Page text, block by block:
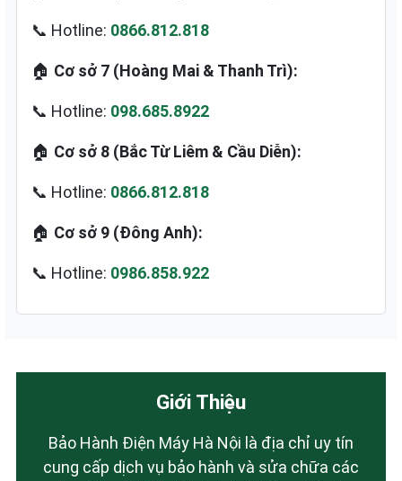
📞 Hotline: 0866.812.818
🏠 Cơ sở 7 (Hoàng Mai & Thanh Trì):
📞 Hotline: 098.685.8922
🏠 Cơ sở 8 (Bắc Từ Liêm & Cầu Diễn):
📞 Hotline: 0866.812.818
🏠 Cơ sở 9 (Đông Anh):
📞 Hotline: 0986.858.922
Giới Thiệu
Bảo Hành Điện Máy Hà Nội là địa chỉ uy tín
cung cấp dịch vụ bảo hành và sửa chữa các